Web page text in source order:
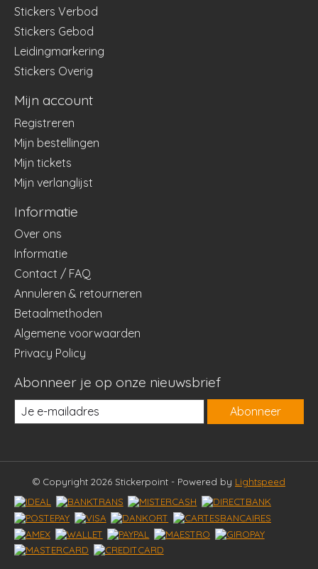
Stickers Verbod
Stickers Gebod
Leidingmarkering
Stickers Overig
Mijn account
Registreren
Mijn bestellingen
Mijn tickets
Mijn verlanglijst
Informatie
Over ons
Informatie
Contact / FAQ
Annuleren & retourneren
Betaalmethoden
Algemene voorwaarden
Privacy Policy
Abonneer je op onze nieuwsbrief
Abonneer
© Copyright 2026 Stickerpoint - Powered by Lightspeed